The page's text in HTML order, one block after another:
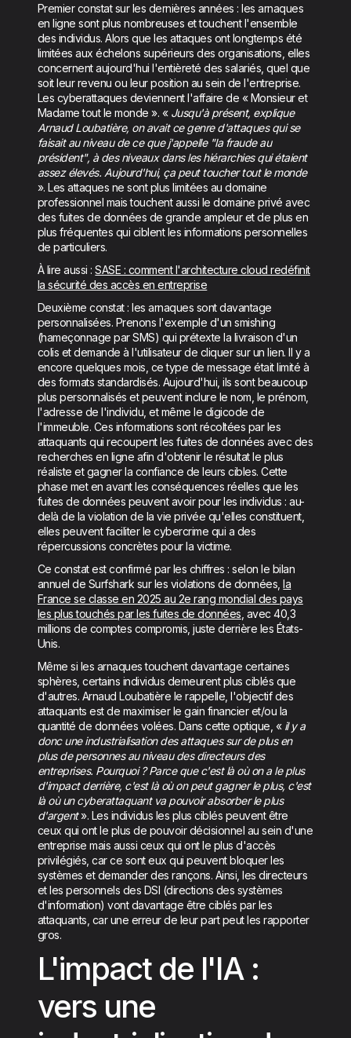
Premier constat sur les dernières années : les arnaques
en ligne sont plus nombreuses et touchent l'ensemble
des individus. Alors que les attaques ont longtemps été
limitées aux échelons supérieurs des organisations, elles
concernent aujourd'hui l'entièreté des salariés, quel que
soit leur revenu ou leur position au sein de l'entreprise.
Les cyberattaques deviennent l'affaire de « Monsieur et
Madame tout le monde ». « Jusqu'à présent, explique
Arnaud Loubatière, on avait ce genre d'attaques qui se
faisait au niveau de ce que j'appelle "la fraude au
président", à des niveaux dans les hiérarchies qui étaient
assez élevés. Aujourd'hui, ça peut toucher tout le monde
». Les attaques ne sont plus limitées au domaine
professionnel mais touchent aussi le domaine privé avec
des fuites de données de grande ampleur et de plus en
plus fréquentes qui ciblent les informations personnelles
de particuliers.
À lire aussi :SASE : comment l'architecture cloud redéfinit
la sécurité des accès en entreprise
Deuxième constat : les arnaques sont davantage
personnalisées. Prenons l'exemple d'un smishing
(hameçonnage par SMS) qui prétexte la livraison d'un
colis et demande à l'utilisateur de cliquer sur un lien. Il y a
encore quelques mois, ce type de message était limité à
des formats standardisés. Aujourd'hui, ils sont beaucoup
plus personnalisés et peuvent inclure le nom, le prénom,
l'adresse de l'individu, et même le digicode de
l'immeuble. Ces informations sont récoltées par les
attaquants qui recoupent les fuites de données avec des
recherches en ligne afin d'obtenir le résultat le plus
réaliste et gagner la confiance de leurs cibles. Cette
phase met en avant les conséquences réelles que les
fuites de données peuvent avoir pour les individus : au-
delà de la violation de la vie privée qu'elles constituent,
elles peuvent faciliter le cybercrime qui a des
répercussions concrètes pour la victime.
Ce constat est confirmé par les chiffres : selon le bilan
annuel de Surfshark sur les violations de données,la
France se classe en 2025 au 2e rang mondial des pays
les plus touchés par les fuites de données , avec 40,3
millions de comptes compromis, juste derrière les États-
Unis.
Même si les arnaques touchent davantage certaines
sphères, certains individus demeurent plus ciblés que
d'autres. Arnaud Loubatière le rappelle, l'objectif des
attaquants est de maximiser le gain financier et/ou la
quantité de données volées. Dans cette optique, « il y a
donc une industrialisation des attaques sur de plus en
plus de personnes au niveau des directeurs des
entreprises. Pourquoi ? Parce que c'est là où on a le plus
d'impact derrière, c'est là où on peut gagner le plus, c'est
là où un cyberattaquant va pouvoir absorber le plus
d'argent». Les individus les plus ciblés peuvent être
ceux qui ont le plus de pouvoir décisionnel au sein d'une
entreprise mais aussi ceux qui ont le plus d'accès
privilégiés, car ce sont eux qui peuvent bloquer les
systèmes et demander des rançons. Ainsi, les directeurs
et les personnels des DSI (directions des systèmes
d'information) vont davantage être ciblés par les
attaquants, car une erreur de leur part peut les rapporter
gros.
L'impact de l'IA :
vers une